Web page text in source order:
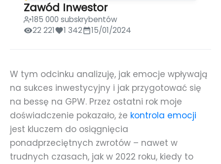
Zawód Inwestor
185 000 subskrybentów
22 221
1 342 15/01/2024
W tym odcinku analizuję, jak emocje wpływają
na sukces inwestycyjny i jak przygotować się
na bessę na GPW. Przez ostatni rok moje
doświadczenie pokazało, że kontrola emocji
jest kluczem do osiągnięcia
ponadprzeciętnych zwrotów – nawet w
trudnych czasach, jak w 2022 roku, kiedy to